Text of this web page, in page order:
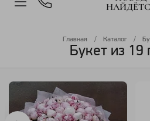
Главная Каталог
Букет из 19